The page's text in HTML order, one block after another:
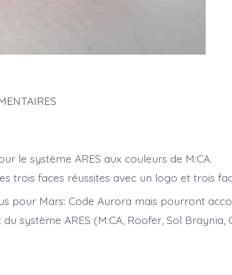
le système ARES aux couleurs de M:CA.
trois faces réussites avec un logo et trois
pour Mars: Code Aurora mais pourront
système ARES (M:CA, Roofer, Sol Braynïa,